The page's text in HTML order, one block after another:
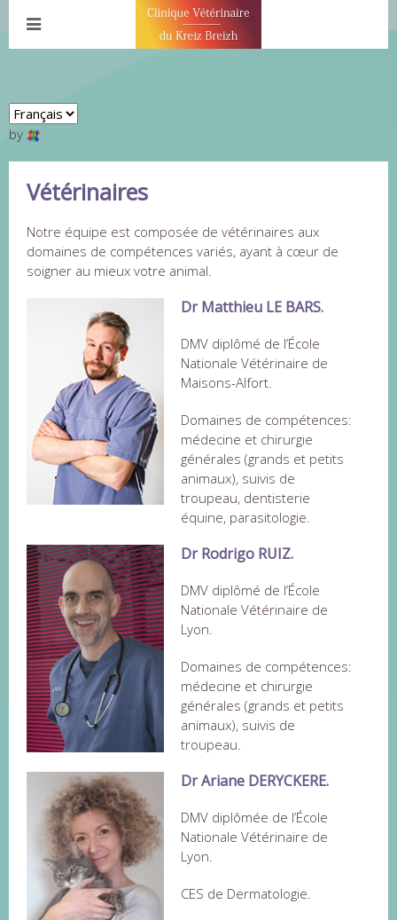
by
Vétérinaires
Notre équipe est composée de vétérinaires aux
domaines de compétences variés, ayant à cœur de
soigner au mieux votre animal.
Dr Matthieu LE BARS.
DMV diplômé de l’École
Nationale Vétérinaire de
Maisons-Alfort.
Domaines de compétences:
médecine et chirurgie
générales (grands et petits
animaux), suivis de
troupeau, dentisterie
équine, parasitologie.
Dr Rodrigo RUIZ.
DMV diplômé de l’École
Nationale Vétérinaire de
Lyon.
Domaines de compétences:
médecine et chirurgie
générales (grands et petits
animaux), suivis de
troupeau.
Dr Ariane DERYCKERE.
DMV diplômée de l’École
Nationale Vétérinaire de
Lyon.
CES de Dermatologie.